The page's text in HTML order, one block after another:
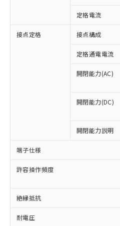
定格電流
接点定格 接点構成
定格通電電流
開閉能力(AC)
開閉能力(DC)
開閉能力説明
端子仕様
許容操作頻度
絶縁抵抗
耐電圧
ご利用条件
以下の条件をお読みい
本サービスは、
商品の当社在庫状
(税抜)を提供させ
当社制御機器事
本サービスの対
ことをご了承くだ
在庫状況および
記載している更
タに基づき作成
準価格とは異な
対応済み：EU
非含有に対応した製品
対応予定：EU RoHS指
有に対応した製品に切
対応予定なし：EU
非含有に非対応の商品
調査・確認中：EU
非含有の対応状況を調
非該当品：ライセンス
害物質有無と関係のな
仕入先様の事情により
いたものが、含有品と
むを得ず変更すること
*EU RoHS指令（10物質）：
鉛(Pb) 1000ppm以下、 水銀
六価クロム(Cr(Ⅵ)) 1000ppm
「○」：最大均質材料
基準値以下であること
「×」：最大均質材料
基準値を超えているこ
「－」：未確認です。
当社は、これら
為替および外国
（以下｢規制貨物
または国外への
国政府の輸出許
可)を取得するな